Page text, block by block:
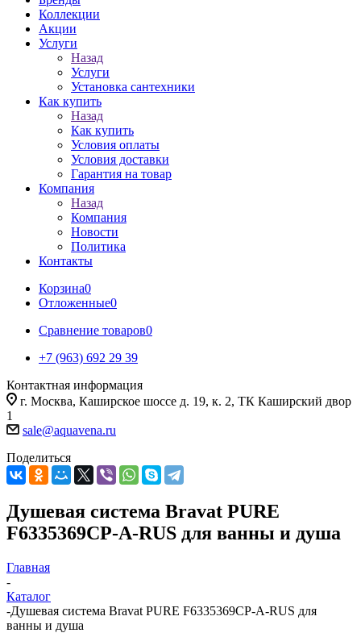
Коллекции
Акции
Услуги
Назад
Услуги
Установка сантехники
Как купить
Назад
Как купить
Условия оплаты
Условия доставки
Гарантия на товар
Компания
Назад
Компания
Новости
Политика
Контакты
Корзина0
Отложенные0
Сравнение товаров0
+7 (963) 692 29 39
Контактная информация
г. Москва, Каширское шоссе д. 19, к. 2, ТК Каширский двор
1
sale@aquavena.ru
Поделиться
Душевая система Bravat PURE
F6335369CP-A-RUS для ванны и душа
Главная
-
Каталог
-Душевая система Bravat PURE F6335369CP-A-RUS для
ванны и душа